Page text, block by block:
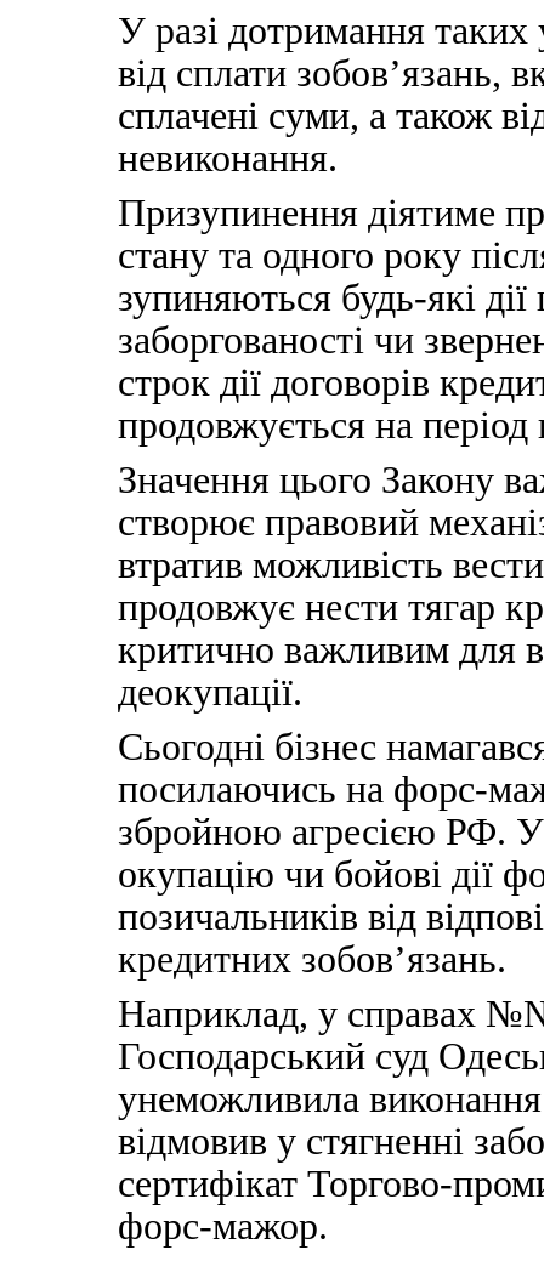
У разі дотримання таких
від сплати зобов’язань,
сплачені суми, а також
невиконання.
Призупинення діятиме
стану та одного року
зупиняються будь-які
заборгованості чи
строк дії договорів
продовжується на
Значення цього Закону
створює правовий
втратив можливість
продовжує нести тягар
критично важливим для
деокупації.
Сьогодні бізнес
посилаючись на форс-
збройною агресією РФ. У
окупацію чи бойові дії
позичальників від
кредитних зобов’язань.
Наприклад, у справах
Господарський суд
унеможливила
відмовив у стягненні
сертифікат Торгово-
форс-мажор.